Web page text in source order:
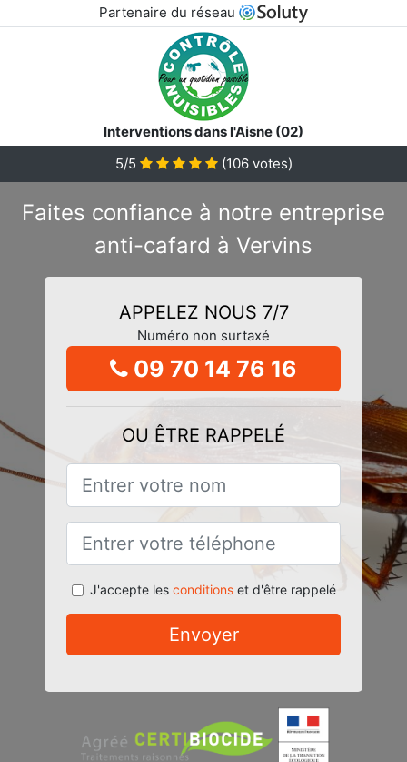
Partenaire du réseau
Interventions dans l'Aisne (02)
5/5
(106votes)
Faites confiance à notre entreprise
anti-cafard à Vervins
APPELEZ NOUS 7/7
Numéro non surtaxé
09 70 14 76 16
OU ÊTRE RAPPELÉ
J'accepte les conditionset d'être rappelé
Envoyer